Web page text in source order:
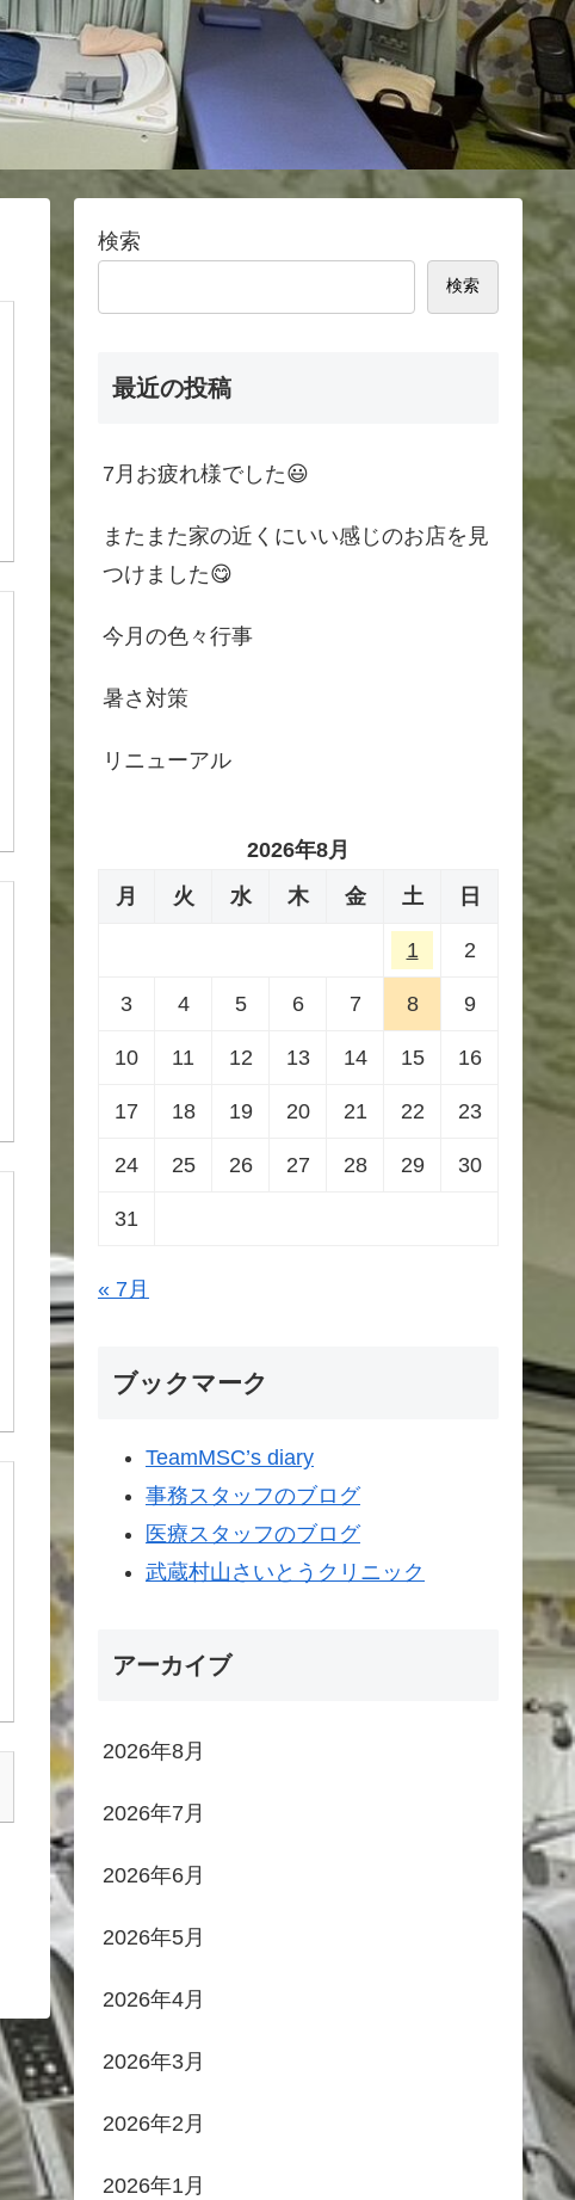
検索
検索
最近の投稿
7月お疲れ様でした😃
またまた家の近くにいい感じのお店を見
つけました😋
今月の色々行事
暑さ対策
リニューアル
2026年8月
月
火 水 木 金 土 日
1 2
3 4 5 6 7 8 9
10 11 12 13 14 15 16
17 18 19 20 21 22 23
24 25 26 27 28 29 30
31
« 7月
ブックマーク
TeamMSC’s diary
事務スタッフのブログ
医療スタッフのブログ
武蔵村山さいとうクリニック
アーカイブ
2026年8月
2026年7月
2026年6月
2026年5月
2026年4月
2026年3月
2026年2月
2026年1月